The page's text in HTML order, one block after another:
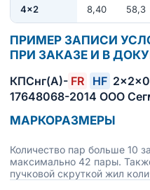
4×2 8,40 58,3
ПРИМЕР ЗАПИСИ
ПРИ ЗАКАЗЕ И В
КПСнг(А)- FR HF
17648068-2014 ООО
МАРКОРАЗМЕРЫ
Количество пар больше 10
максимально 42 пары.
пучковой скруткой жил